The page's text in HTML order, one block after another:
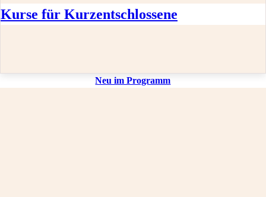
Kurse für Kurzentschlossene
Neu im Programm